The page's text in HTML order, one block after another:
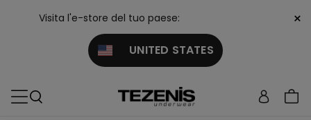
Visita l'e-store del tuo paese:
UNITED STATES
×